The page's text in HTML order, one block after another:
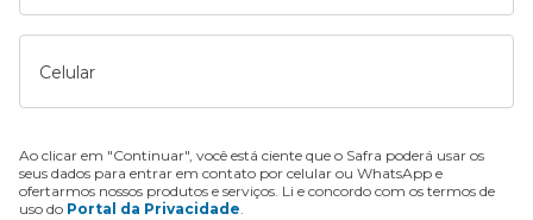
Celular
Ao clicar em "Continuar", você está ciente que o Safra poderá usar os
seus dados para entrar em contato por celular ou WhatsApp e
ofertarmos nossos produtos e serviços. Li e concordo com os termos de
uso do Portal da Privacidade.